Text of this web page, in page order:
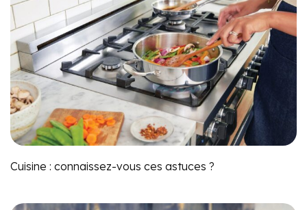
Cuisine : connaissez-vous ces astuces ?